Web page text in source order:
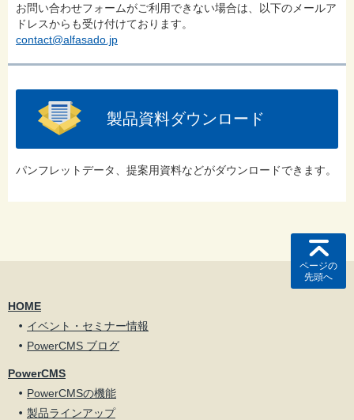
お問い合わせフォームがご利用できない場合は、以下のメールア
ドレスからも受け付けております。
contact@alfasado.jp
製品資料ダウンロード
パンフレットデータ、提案用資料などがダウンロードできます。
ページの
先頭へ
HOME
イベント・セミナー情報
PowerCMS ブログ
PowerCMS
PowerCMSの機能
製品ラインアップ